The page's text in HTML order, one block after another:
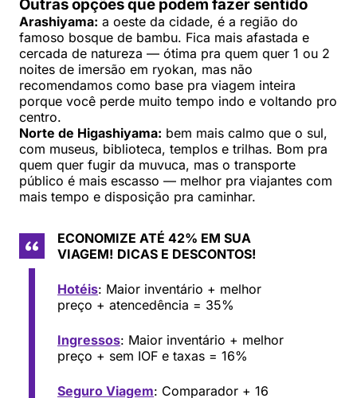
Outras opções que podem fazer sentido
Arashiyama: a oeste da cidade, é a região do
famoso bosque de bambu. Fica mais afastada e
cercada de natureza — ótima pra quem quer 1 ou 2
noites de imersão em ryokan, mas não
recomendamos como base pra viagem inteira
porque você perde muito tempo indo e voltando pro
centro.
Norte de Higashiyama: bem mais calmo que o sul,
com museus, biblioteca, templos e trilhas. Bom pra
quem quer fugir da muvuca, mas o transporte
público é mais escasso — melhor pra viajantes com
mais tempo e disposição pra caminhar.
ECONOMIZE ATÉ 42% EM SUA
VIAGEM! DICAS E DESCONTOS!
Hotéis: Maior inventário + melhor
preço + atencedência = 35%
Ingressos: Maior inventário + melhor
preço + sem IOF e taxas = 16%
Seguro Viagem: Comparador + 16